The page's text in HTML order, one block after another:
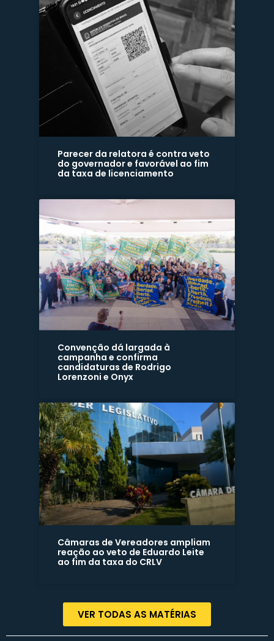
Parecer da relatora é contra veto
do governador e favorável ao fim
da taxa de licenciamento
Convenção dá largada à
campanha e confirma
candidaturas de Rodrigo
Lorenzoni e Onyx
Câmaras de Vereadores ampliam
reação ao veto de Eduardo Leite
ao fim da taxa do CRLV
VER TODAS AS MATÉRIAS